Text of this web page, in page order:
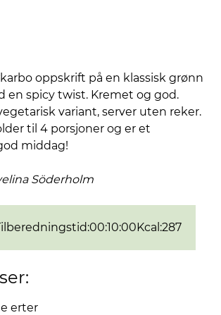
oppskrift på en klassisk grønn
en spicy twist. Kremet og god.
variant, server uten reker.
til 4 porsjoner og er et
middag!
Söderholm
:00:10:00Kcal :287
erter